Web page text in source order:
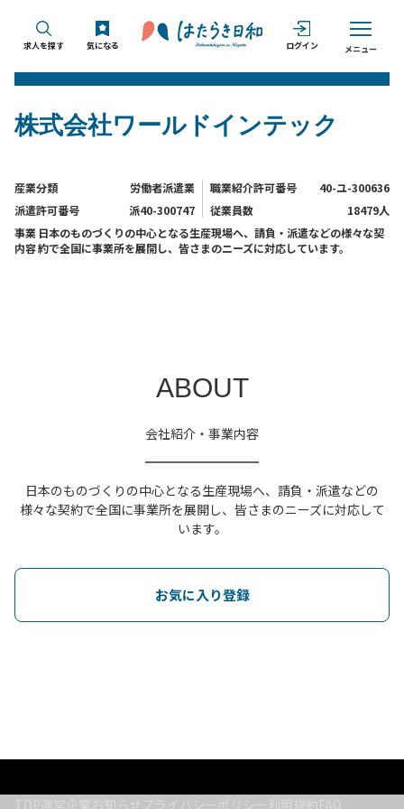
求人を探す 気になる ログイン メニュー
株式会社ワールドインテック
産業分類
労働者派遣業
派遣許可番号
派40-300747
職業紹介許可番号
40-ユ-300636
従業員数
18479人
事業
内容
日本のものづくりの中心となる生産現場へ、請負・派遣などの様々な契
約で全国に事業所を展開し、皆さまのニーズに対応しています。
ABOUT
会社紹介・事業内容
日本のものづくりの中心となる生産現場へ、請負・派遣などの
様々な契約で全国に事業所を展開し、皆さまのニーズに対応して
います。
お気に入り登録
TOP運営企業 お知らせ プライバシーポリシー 利用規約FAQ